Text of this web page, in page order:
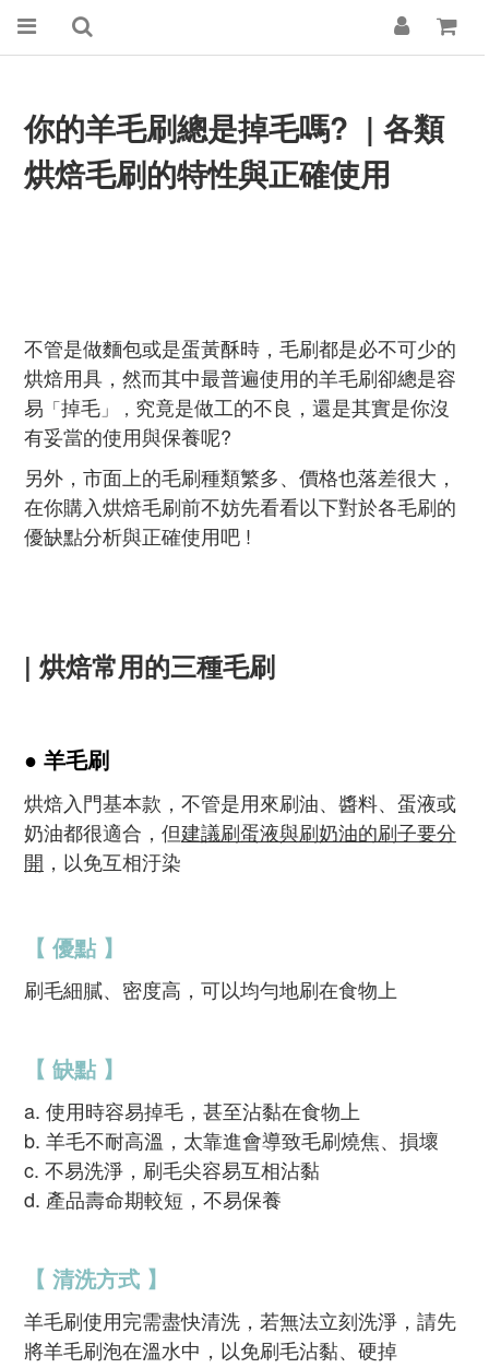
你的羊毛刷總是掉毛嗎? | 各類
烘焙毛刷的特性與正確使用
不管是做麵包或是蛋黃酥時，毛刷都是必不可少的
烘焙用具，然而其中最普遍使用的羊毛刷卻總是容
易 「掉毛 」， 究竟是做工的不良，還是其實是你沒
有妥當的使用與保養呢?
另外，市面上的毛刷種類繁多、價格也落差很大，
在你購入烘焙毛刷前不妨先看看以下對於各毛刷的
優缺點分析與正確使用吧 !
| 烘焙常用的三種毛刷
● 羊毛刷
烘焙入門基本款，不管是用來刷油、醬料、蛋液或
奶油都很適合，但建議刷蛋液與刷奶油的刷子要分
開 ，以免互相汙染
【 優點 】
刷毛細膩、密度高，可以均勻地刷在食物上
【 缺點 】
a. 使用時容易掉毛，甚至沾黏在食物上
b. 羊毛不耐高溫，太靠進會導致毛刷燒焦、損壞
c. 不易洗淨，刷毛尖容易互相沾黏
d. 產品壽命期較短，不易保養
【 清洗方式 】
羊毛刷使用完需盡快清洗，若無法立刻洗淨，請先
將羊毛刷泡在溫水中，以免刷毛沾黏、硬掉